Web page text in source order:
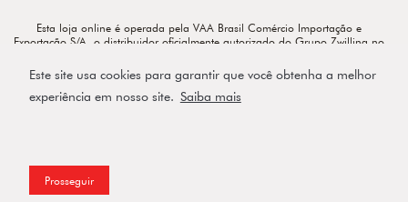
Este site usa cookies para garantir que você obtenha a melhor
experiência em nosso site. Saiba mais
Prosseguir
Esta loja online é operada pela VAA Brasil Comércio Importação e
Exportação S/A, o distribuidor oficialmente autorizado do Grupo Zwilling no
exclusivamente responsável por todo o conteúdo e comunicação deste site. ©
Copyright 2026 - Av. Doutor Cardoso de Melo, 1855 - 14º - Vila Olímpia -
CEP: 04548-903 - São Paulo-SP.